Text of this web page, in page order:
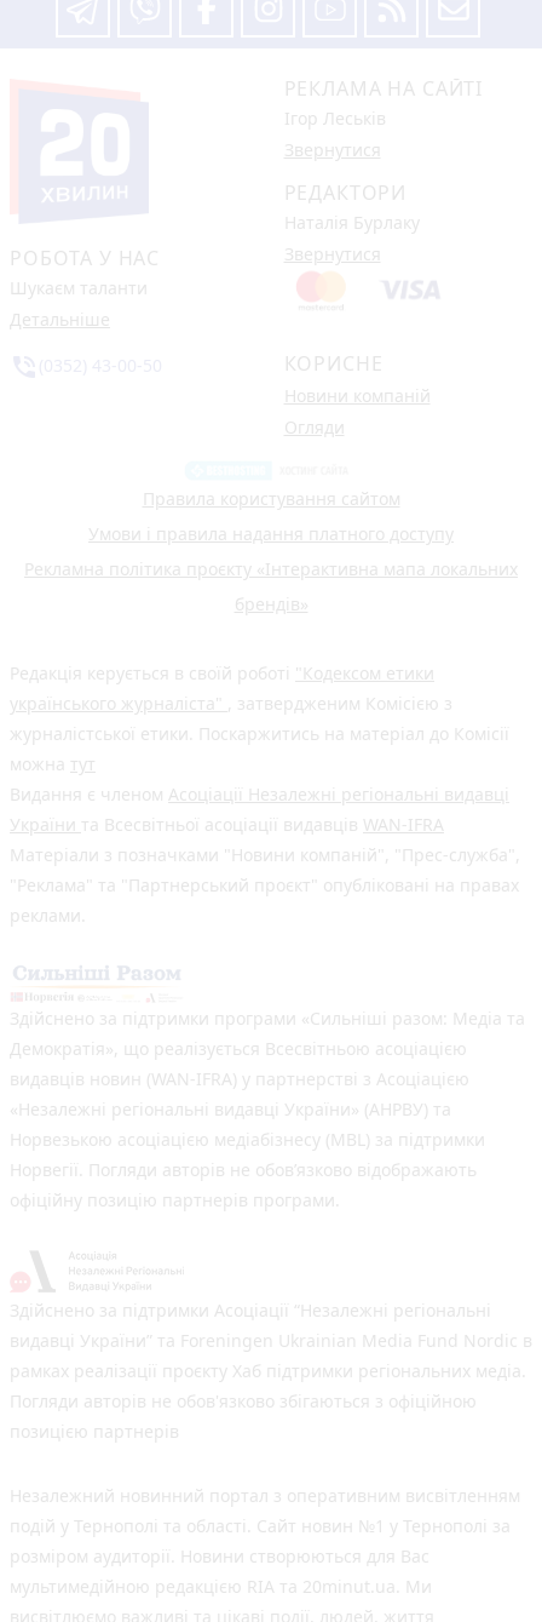
РОБОТА У НАС
Шукаєм таланти
Детальніше
РЕКЛАМА НА САЙТІ
Ігор Леськів
Звернутися
РЕДАКТОРИ
Наталія Бурлаку
Звернутися
КОРИСНЕ
Новини компаній
Огляди
Правила користування сайтом
Умови і правила надання платного доступу
Рекламна політика проєкту «Інтерактивна мапа локальних
брендів»
Редакція керується в своїй роботі "Кодексом етики
українського журналіста" , затвердженим Комісією з
журналістської етики. Поскаржитись на матеріал до Комісії
можна тут
Видання є членом Асоціації Незалежні регіональні видавці
України та Всесвітньої асоціації видавців WAN-IFRA
Матеріали з позначками "Новини компаній", "Прес-служба",
"Реклама" та "Партнерський проєкт" опубліковані на правах
реклами.
Здійснено за підтримки програми «Сильніші разом: Медіа та
Демократія», що реалізується Всесвітньою асоціацією
видавців новин (WAN-IFRA) у партнерстві з Асоціацією
«Незалежні регіональні видавці України» (АНРВУ) та
Норвезькою асоціацією медіабізнесу (MBL) за підтримки
Норвегії. Погляди авторів не обов’язково відображають
офіційну позицію партнерів програми.
Здійснено за підтримки Асоціації “Незалежні регіональні
видавці України” та Foreningen Ukrainian Media Fund Nordic в
рамках реалізації проєкту Хаб підтримки регіональних медіа.
Погляди авторів не обов'язково збігаються з офіційною
позицією партнерів
Незалежний новинний портал з оперативним висвітленням
подій у Тернополі та області. Сайт новин №1 у Тернополі за
розміром аудиторії. Новини створюються для Вас
мультимедійною редакцією RIA та 20minut.ua. Ми
висвітлюємо важливі та цікаві події, людей, життя